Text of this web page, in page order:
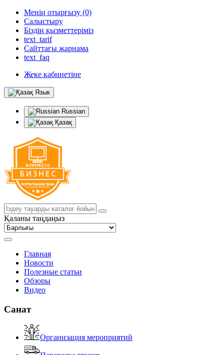
Менің отырғызу (0)
Салыстыру
Біздің қызметтеріміз
text_tarif
Сайттағы жарнама
text_faq
Жеке кабинетіне
Язык
Russian
Қазақ
Қаланы таңдаңыз
Главная
Новости
Полезные статьи
Обзоры
Видео
Санат
Организация мероприятий